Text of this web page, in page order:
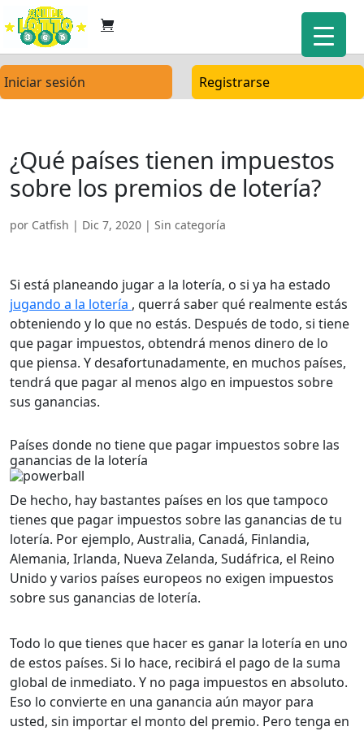
Iniciar sesión Registrarse
¿Qué países tienen impuestos
sobre los premios de lotería?
por Catfish | Dic 7, 2020 | Sin categoría
Si está planeando jugar a la lotería, o si ya ha estado
jugando a la lotería , querrá saber qué realmente estás
obteniendo y lo que no estás. Después de todo, si tiene
que pagar impuestos, obtendrá menos dinero de lo
que piensa. Y desafortunadamente, en muchos países,
tendrá que pagar al menos algo en impuestos sobre
sus ganancias.
Países donde no tiene que pagar impuestos sobre las
ganancias de la lotería
De hecho, hay bastantes países en los que tampoco
tienes que pagar impuestos sobre las ganancias de tu
lotería. Por ejemplo, Australia, Canadá, Finlandia,
Alemania, Irlanda, Nueva Zelanda, Sudáfrica, el Reino
Unido y varios países europeos no exigen impuestos
sobre sus ganancias de lotería.
Todo lo que tienes que hacer es ganar la lotería en uno
de estos países. Si lo hace, recibirá el pago de la suma
global de inmediato. Y no paga impuestos en absoluto.
Eso lo convierte en una ganancia aún mayor para
usted, sin importar el monto del premio. Pero tenga en